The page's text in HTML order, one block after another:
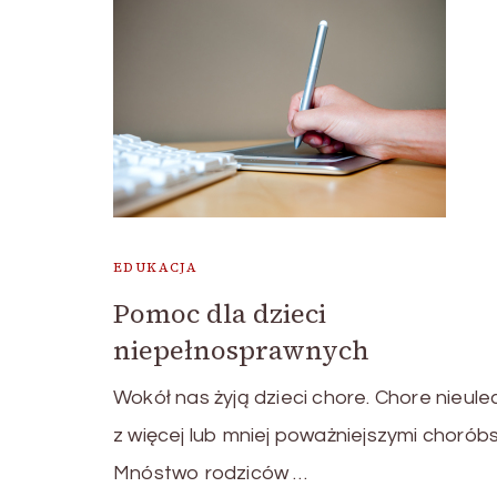
EDUKACJA
Pomoc dla dzieci
niepełnosprawnych
Wokół nas żyją dzieci chore. Chore
z więcej lub mniej poważniejszymi
Mnóstwo rodziców …